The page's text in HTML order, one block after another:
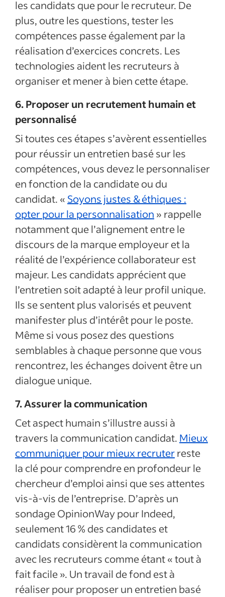
les candidats que pour le recruteur. De
plus, outre les questions, tester les
compétences passe également par la
réalisation d’exercices concrets. Les
technologies aident les recruteurs à
organiser et mener à bien cette étape.
6. Proposer un recrutement humain et
personnalisé
Si toutes ces étapes s’avèrent essentielles
pour réussir un entretien basé sur les
compétences, vous devez le personnaliser
en fonction de la candidate ou du
candidat. « Soyons justes & éthiques :
opter pour la personnalisation » rappelle
notamment que l’alignement entre le
discours de la marque employeur et la
réalité de l’expérience collaborateur est
majeur. Les candidats apprécient que
l’entretien soit adapté à leur profil unique.
Ils se sentent plus valorisés et peuvent
manifester plus d’intérêt pour le poste.
Même si vous posez des questions
semblables à chaque personne que vous
rencontrez, les échanges doivent être un
dialogue unique.
7. Assurer la communication
Cet aspect humain s’illustre aussi à
travers la communication candidat. Mieux
communiquer pour mieux recruterreste
la clé pour comprendre en profondeur le
chercheur d’emploi ainsi que ses attentes
vis-à-vis de l’entreprise. D’après un
sondage OpinionWay pour Indeed,
seulement 16 % des candidates et
candidats considèrent la communication
avec les recruteurs comme étant « tout à
fait facile ». Un travail de fond est à
réaliser pour proposer un entretien basé